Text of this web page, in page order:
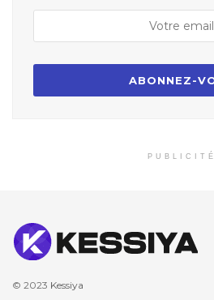
PUBLICITÉ
© 2023 Kessiya